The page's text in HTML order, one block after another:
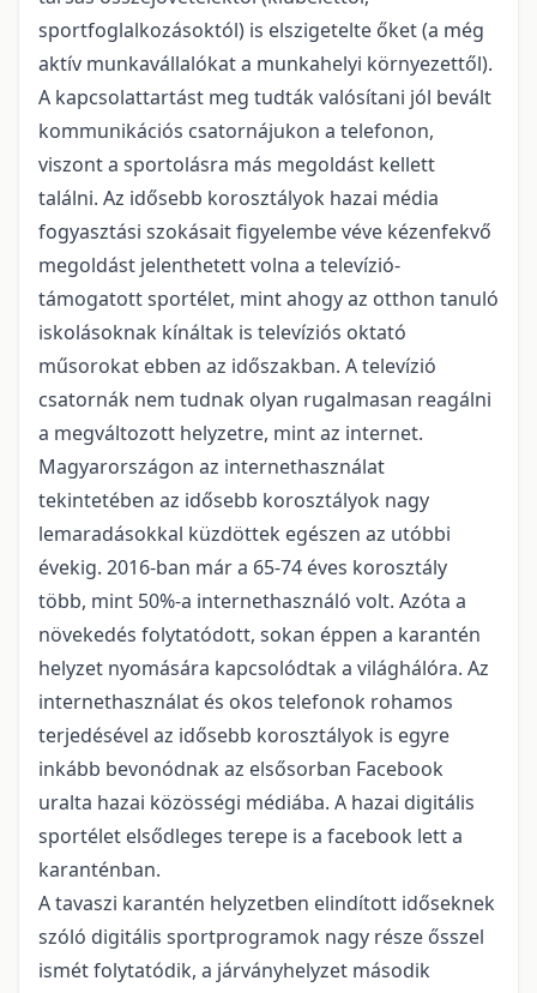
sportfoglalkozásoktól) is elszigetelte őket (a még
aktív munkavállalókat a munkahelyi környezettől).
A kapcsolattartást meg tudták valósítani jól bevált
kommunikációs csatornájukon a telefonon,
viszont a sportolásra más megoldást kellett
találni. Az idősebb korosztályok hazai média
fogyasztási szokásait figyelembe véve kézenfekvő
megoldást jelenthetett volna a televízió-
támogatott sportélet, mint ahogy az otthon tanuló
iskolásoknak kínáltak is televíziós oktató
műsorokat ebben az időszakban. A televízió
csatornák nem tudnak olyan rugalmasan reagálni
a megváltozott helyzetre, mint az internet.
Magyarországon az internethasználat
tekintetében az idősebb korosztályok nagy
lemaradásokkal küzdöttek egészen az utóbbi
évekig. 2016-ban már a 65-74 éves korosztály
több, mint 50%-a internethasználó volt. Azóta a
növekedés folytatódott, sokan éppen a karantén
helyzet nyomására kapcsolódtak a világhálóra. Az
internethasználat és okos telefonok rohamos
terjedésével az idősebb korosztályok is egyre
inkább bevonódnak az elsősorban Facebook
uralta hazai közösségi médiába. A hazai digitális
sportélet elsődleges terepe is a facebook lett a
karanténban.
A tavaszi karantén helyzetben elindított időseknek
szóló digitális sportprogramok nagy része ősszel
ismét folytatódik, a járványhelyzet második